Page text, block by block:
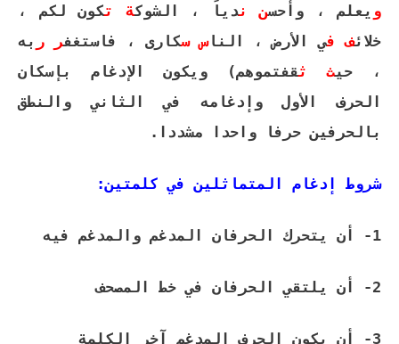
و يعلم ، وأحسن ندياً ، الشوكة تكون لكم ،
خلائف في الأرض ، الناس سكارى ، فاستغفر ر به
، حيث ثقفتموهم) ويكون الإدغام بإسكان
الحرف الأول وإدغامه في الثاني والنطق
بالحرفين حرفا واحدا مشددا.
شروط إدغام المتماثلين في كلمتين:
1- أن يتحرك الحرفان المدغم والمدغم فيه
2- أن يلتقي الحرفان في خط المصحف
3- أن يكون الحرف المدغم آخر الكلمة